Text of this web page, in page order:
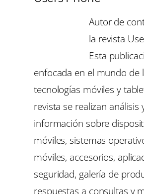
Autor de
la revista
Esta
enfocada en el mundo de
tecnologías móviles y
revista se realizan análisis
información sobre
móviles, sistemas
móviles, accesorios,
seguridad, galería de
respuestas a consultas y